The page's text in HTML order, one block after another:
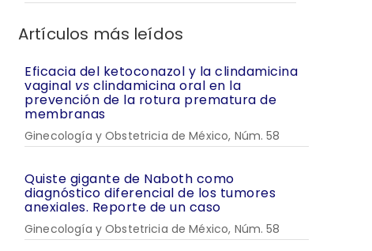
Artículos más leídos
Eficacia del ketoconazol y la clindamicina
vaginal vs clindamicina oral en la
prevención de la rotura prematura de
membranas
Ginecología y Obstetricia de México, Núm. 58
Quiste gigante de Naboth como
diagnóstico diferencial de los tumores
anexiales. Reporte de un caso
Ginecología y Obstetricia de México, Núm. 58